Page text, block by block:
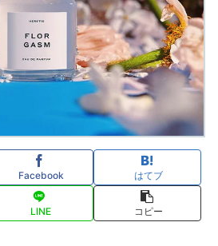
Facebook はてブ
LINE コピー